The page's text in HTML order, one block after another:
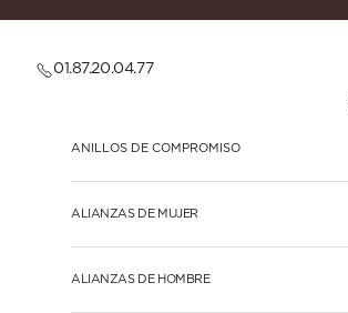
01.87.20.04.77
ANILLOS DE COMPROMISO
ALIANZAS DE MUJER
ALIANZAS DE HOMBRE